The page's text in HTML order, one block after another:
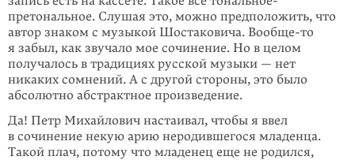
претональное. Слушая это, можно предположить, что
автор знаком с музыкой Шостаковича. Вообще-то
я забыл, как звучало мое сочинение. Но в целом
получалось в традициях русской музыки — нет
никаких сомнений. А с другой стороны, это было
абсолютно абстрактное произведение.
Да! Петр Михайлович настаивал, чтобы я ввел
в сочинение некую арию неродившегося младенца.
Такой плач, потому что младенец еще не родился,